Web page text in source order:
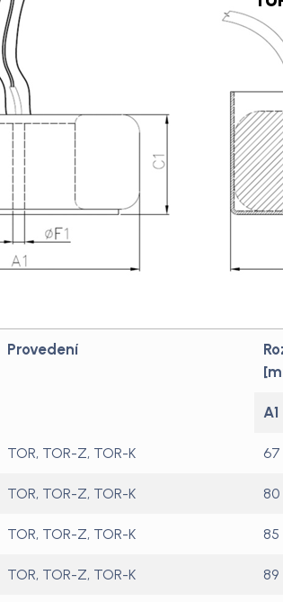
Provedení
A1
TOR, TOR-Z, TOR-K 67
TOR, TOR-Z, TOR-K 80
TOR, TOR-Z, TOR-K 85
TOR, TOR-Z, TOR-K 89